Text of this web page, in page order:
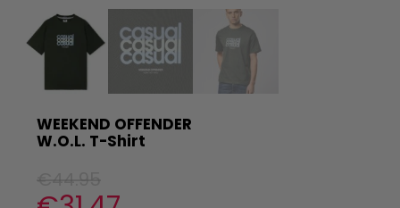
WEEKEND OFFENDER
W.O.L. T-Shirt
€ 44.95